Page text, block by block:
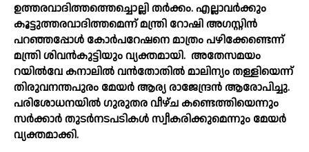
ഉത്തരവാദിത്തത്തെച്ചൊല്ലി തര്‍ക്കം. എല്ലാവര്‍ക്കും
കൂട്ടുത്തരവാദിത്തമെന്ന് മന്ത്രി റോഷി അഗസ്റ്റിന്‍
പറഞ്ഞപ്പോള്‍ കോര്‍പറേഷനെ മാത്രം പഴിക്കേണ്ടെന്ന്
മന്ത്രി ശിവന്‍കുട്ടിയും വ്യക്തമായി. അതേസമയം
റയില്‍വേ കനാലില്‍ വന്‍തോതില്‍ മാലിന്യം തള്ളിയെന്ന്
തിരുവനന്തപുരം മേയര്‍ ആര്യ രാജേന്ദ്രന്‍ ആരോപിച്ചു.
പരിശോധനയില്‍ ഗുരുതര വീഴ്ച കണ്ടെത്തിയെന്നും
സര്‍ക്കാര്‍ തുടര്‍നടപടികള്‍ സ്വീകരിക്കുമെന്നും മേയര്‍
വ്യക്തമാക്കി.